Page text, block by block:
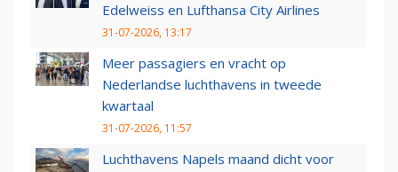
Edelweiss en Lufthansa City Airlines
31-07-2026, 13:17
Meer passagiers en vracht op
Nederlandse luchthavens in tweede
kwartaal
31-07-2026, 11:57
Luchthavens Napels maand dicht voor